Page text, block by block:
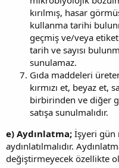
kırılmış, hasar
kullanma tarihi
geçmiş ve/veya
tarih ve sayısı
sunulamaz.
Gıda maddeleri
kırmızı et, beyaz et,
birbirinden ve diğer
satışa sunulmalıdır.
e) Aydınlatma; İşyeri gün
aydınlatılmalıdır.
değiştirmeyecek özellikte